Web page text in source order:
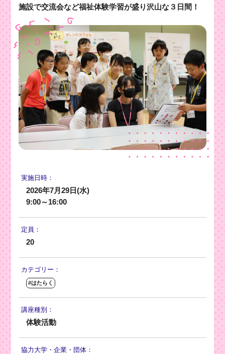
施設で交流会など福祉体験学習が盛り沢山な３日間！
実施日時：
2026年7月29日(水)
9:00～16:00
定員：
20
カテゴリー：
#はたらく
講座種別：
体験活動
協力大学・企業・団体：